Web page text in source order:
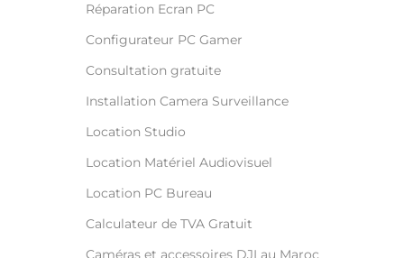
Réparation Ecran PC
Configurateur PC Gamer
Consultation gratuite
Installation Camera Surveillance
Location Studio
Location Matériel Audiovisuel
Location PC Bureau
Calculateur de TVA Gratuit
Caméras et accessoires DJI au Maroc